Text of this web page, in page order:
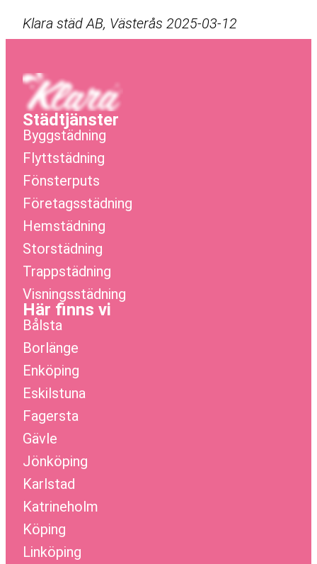
Klara städ AB, Västerås 2025-03-12
Städtjänster
Byggstädning
Flyttstädning
Fönsterputs
Företagsstädning
Hemstädning
Storstädning
Trappstädning
Visningsstädning
Här finns vi
Bålsta
Borlänge
Enköping
Eskilstuna
Fagersta
Gävle
Jönköping
Karlstad
Katrineholm
Köping
Linköping